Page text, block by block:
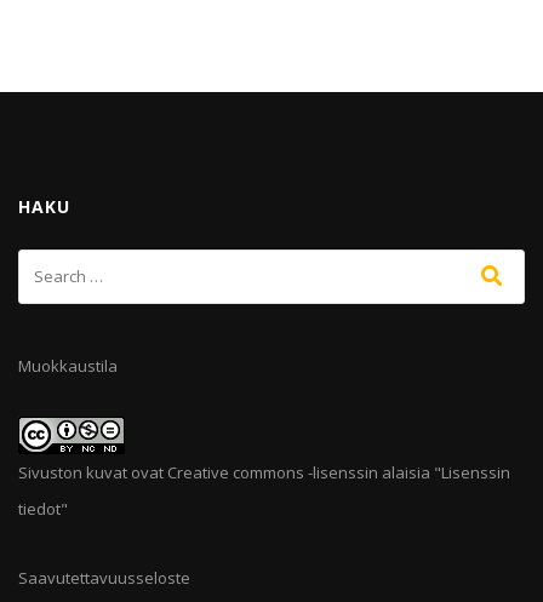
HAKU
Muokkaustila
Sivuston kuvat ovat Creative commons -lisenssin alaisia "Lisenssin
tiedot"
Saavutettavuusseloste